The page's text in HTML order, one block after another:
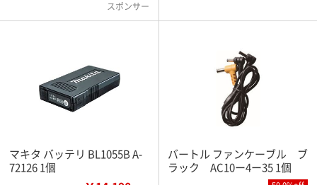
スポンサー
マキタ バッテリ BL1055B A-
72126 1個
バートル ファンケーブル ブ
ラック AC10ー4ー35 1個